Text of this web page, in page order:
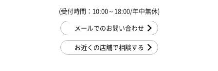
(受付時間：10:00～18:00/年中無休)
メールでのお問い合わせ
お近くの店舗で相談する